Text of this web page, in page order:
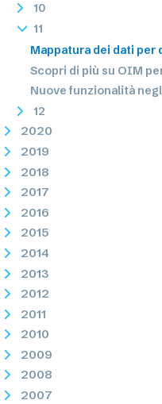
10
11
Mappatura dei dati per
Scopri di più su OIM
Nuove funzionalità
12
2020
2019
2018
2017
2016
2015
2014
2013
2012
2011
2010
2009
2008
2007